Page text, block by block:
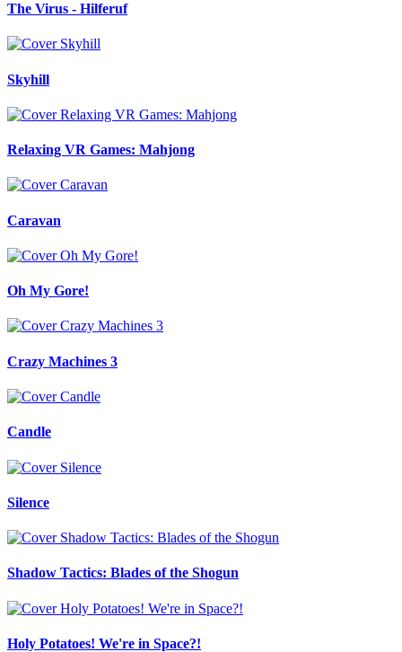
The Virus - Hilferuf
Skyhill
Relaxing VR Games: Mahjong
Caravan
Oh My Gore!
Crazy Machines 3
Candle
Silence
Shadow Tactics: Blades of the Shogun
Holy Potatoes! We're in Space?!